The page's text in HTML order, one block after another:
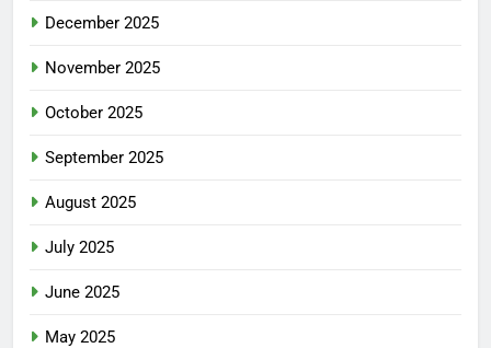
December 2025
November 2025
October 2025
September 2025
August 2025
July 2025
June 2025
May 2025